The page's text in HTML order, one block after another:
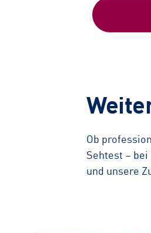
Ob
Sehtest –
und unsere